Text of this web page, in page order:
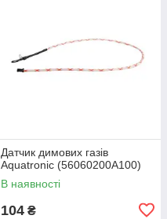
Датчик димових газів
Aquatronic (56060200A100)
В наявності
104 ₴